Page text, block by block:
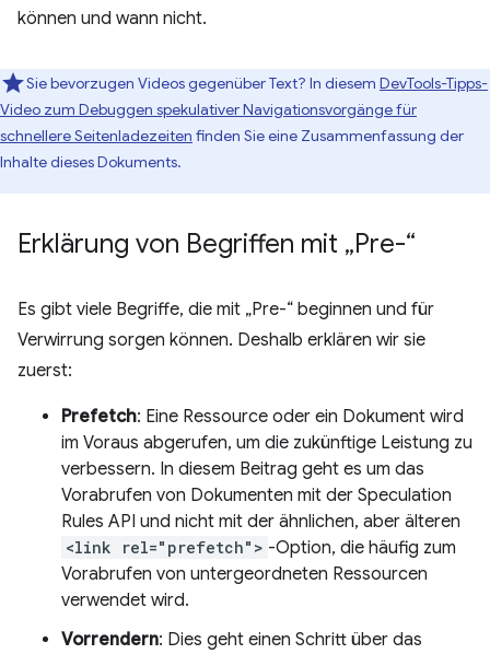
können und wann nicht.
Sie bevorzugen Videos gegenüber Text? In diesem DevTools-Tipps-
Video zum Debuggen spekulativer Navigationsvorgänge für
schnellere Seitenladezeiten finden Sie eine Zusammenfassung der
Inhalte dieses Dokuments.
Erklärung von Begriffen mit „Pre-“
Es gibt viele Begriffe, die mit „Pre-“ beginnen und für
Verwirrung sorgen können. Deshalb erklären wir sie
zuerst:
Prefetch: Eine Ressource oder ein Dokument wird
im Voraus abgerufen, um die zukünftige Leistung zu
verbessern. In diesem Beitrag geht es um das
Vorabrufen von Dokumenten mit der Speculation
Rules API und nicht mit der ähnlichen, aber älteren
<link rel="prefetch"> -Option, die häufig zum
Vorabrufen von untergeordneten Ressourcen
verwendet wird.
Vorrendern: Dies geht einen Schritt über das